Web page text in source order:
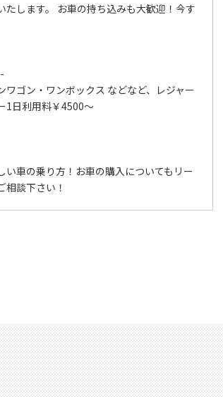
します。 お車の持ち込みも大歓迎！今す
ゴン・ワンボックス などなど、レジャー
1日利用料￥4500～
車の乗り方！お車の購入についてもリー
談下さい！